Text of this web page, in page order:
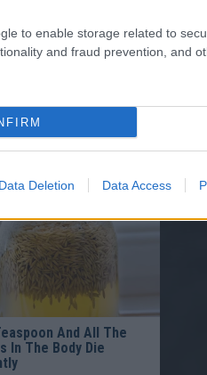
to enable storage related to
and fraud prevention, and
Data Deletion Data Access
Is A Parasite, And It
And All The
In The Body Die